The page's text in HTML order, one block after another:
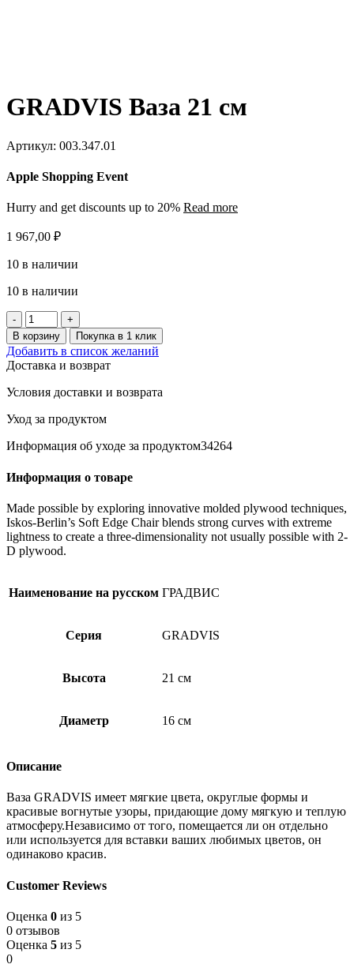
GRADVIS Ваза 21 см
Артикул: 003.347.01
Apple Shopping Event
Hurry and get discounts up to 20% Read more
1 967,00 ₽
10 в наличии
10 в наличии
Количество
товара
GRADVIS
Ваза
21
см
В корзину Покупка в 1 клик
Добавить в список желаний
Доставка и возврат
Условия доставки и возврата
Уход за продуктом
Информация об уходе за продуктом34264
Информация о товаре
Made possible by exploring innovative molded plywood techniques,
Iskos-Berlin’s Soft Edge Chair blends strong curves with extreme
lightness to create a three-dimensionality not usually possible with 2-
D plywood.
Наименование на русском ГРАДВИС
Серия GRADVIS
Высота 21 см
Диаметр 16 см
Описание
Ваза GRADVIS имеет мягкие цвета, округлые формы и
красивые вогнутые узоры, придающие дому мягкую и теплую
атмосферу.Независимо от того, помещается ли он отдельно
или используется для вставки ваших любимых цветов, он
одинаково красив.
Customer Reviews
Оценка 0 из 5
0 отзывов
Оценка 5 из 5
0